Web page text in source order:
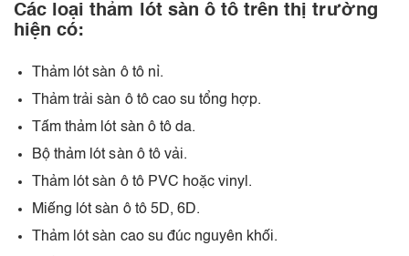
Các loại thảm lót sàn ô tô trên thị trường
hiện có:
Thảm lót sàn ô tô nỉ.
Thảm trải sàn ô tô cao su tổng hợp.
Tấm thảm lót sàn ô tô da.
Bộ thảm lót sàn ô tô vải.
Thảm lót sàn ô tô PVC hoặc vinyl.
Miếng lót sàn ô tô 5D, 6D.
Thảm lót sàn cao su đúc nguyên khối.